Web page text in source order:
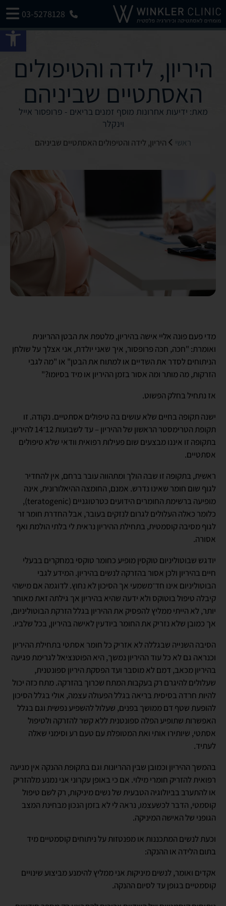
03-5278128
היריון, לידה והטיפולים
האסתטיים שביניהם
מאת: ידיעות אחרונות מוסף זמנים בריאים - פרופסור אייל
וינקלר
ראשי היריון, לידה והטיפולים האסתטיים שביניהם
מדי פעם פונה אליי אישה בהיריון, מלטפת את הבטן ההריונית
ואומרת: "חכה, חכה פרופסור, איך שאני יולדת, אני אצלך על שולחן
הניתוחים לסדר את השדיים או למתוח את הבטן" או "מה לגבי
הזרקות, מה מותר ומה אסור בזמן ההיריון או מיד בסיומו?"
אז נתחיל בחלק הפשוט.
ישנה תקופה בחיים שלא עושים בה טיפולים אסתטיים. נקודה. זו
תקופת הטרימסטר הראשון של ההיריון – עד לשבועות 12־14 להיריון.
בתקופה זו איננו מבצעים שום פעילות רפואית וודאי שלא טיפולים
אסתטיים.
ראשית, בתקופה זו שבה הולך ומתהווה עובר ברחם, אין להחדיר
לגוף שום חומר שאינו נדרש. אמנם, החומצה ההיאלורונית, אינה
מופיעה ברשימת החומרים הידועים כטרטוגניים (teratogenic),
כלומר כאלה העלולים לגרום לנזקים בעובר, אבל החדרת חומר זר
לגוף מסיבה קוסמטית, בתחילת ההיריון נראית לי בלתי הולמת ואף
אסורה.
יודגש שבוטוליניום טוקסין מופיע כחומר טוקסי במחקרים בבעלי
חיים בהיריון ולכן אסור בהזרקה לנשים בהיריון. המידע לגבי
הבוטוליניום אינו חד־משמעי אך הסיכון לא נחוץ. לדוגמה אם מישהי
קיבלה טיפול בוטוקס ולא ידעה שהיא בהיריון אך גילתה זאת מאוחר
יותר, לא הייתי ממליץ להפסיק את ההיריון בגלל הזרקת הבוטוליניום,
אך כמובן שלא נזריק את החומר ביודעין לאישה בהיריון, בכל שלביו.
הסיבה השנייה שבגללה לא אזריק כל חומר אסתטי בתחילת ההיריון
וכנראה גם לא כל עוד ההיריון נמשך, היא הפוטנציאל לגרימת פגיעה
בהיריון מכאב, דמם לא מוסבר ועד הפסקת היריון ספונטנית,
שעלולים להיגרם רק בעקבות המתח שכרוך בהזרקה. מתח כזה יכול
להיות חרדה בסיסית בריאה בגלל הפעולה עצמה, אולי בגלל הסיכון
להופעת שטף דם ממושך בפנים, שעלול להשפיע נפשית וגם בגלל
האפשרות שתופיע הפלה ספונטנית ללא קשר להזרקה ולטיפול
אסתטי, שיותירו אותי ואת המטופלת עם טעם רע וסימני שאלה
לעתיד.
בהמשך ההיריון וכמובן שבין ההריונות וגם בתקופת ההנקה אין מניעה
רפואית להזריק חומרי מילוי. אם כי באופן עקרוני אני נמנע מלהזריק
או להתערב בביולוגיה הטבעית של נשים מיניקות, רק לשם טיפול
קוסמטי, הדבר לכשעצמו, נראה לי לא בזמן הנכון מבחינת המצב
הגופני של האישה המיניקה.
וכעת לנשים המתכננות או מפנטזות על ניתוחים קוסמטיים מיד
בתום הלידה או ההנקה:
אקדים ואומר, לנשים מיניקות אני ממליץ להימנע מביצוע שינויים
קוסמטיים בגופן עד לסיום ההנקה.